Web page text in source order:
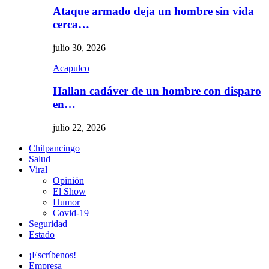
Ataque armado deja un hombre sin vida
cerca…
julio 30, 2026
Acapulco
Hallan cadáver de un hombre con disparo
en…
julio 22, 2026
Chilpancingo
Salud
Viral
Opinión
El Show
Humor
Covid-19
Seguridad
Estado
¡Escríbenos!
Empresa